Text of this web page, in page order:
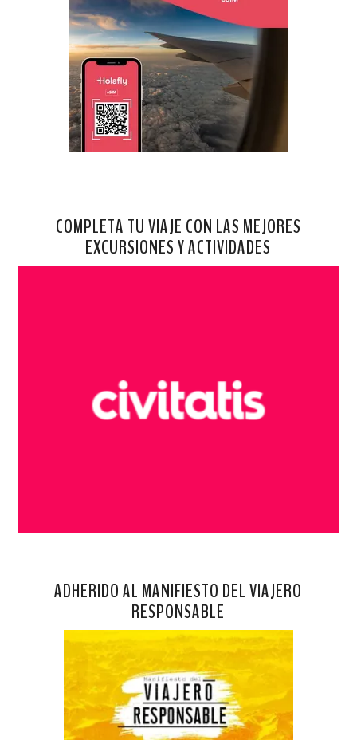
COMPLETA TU VIAJE CON LAS MEJORES
EXCURSIONES Y ACTIVIDADES
ADHERIDO AL MANIFIESTO DEL VIAJERO
RESPONSABLE